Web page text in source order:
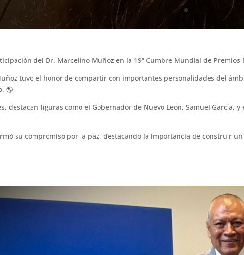
del Dr. Marcelino Muñoz en la 19ª Cumbre Mundial de Premios
tuvo el honor de compartir con importantes personalidades del
🌎
destacan figuras como el Gobernador de Nuevo León, Samuel García,
su compromiso por la paz, destacando la importancia de construir